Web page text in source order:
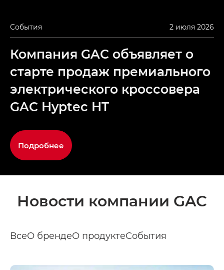
События 2 июля 2026
Компания GAC объявляет о
старте продаж премиального
электрического кроссовера
GAC Hyptec HT
Подробнее
Новости компании GAC
ВсеО брендеО продуктеСобытия